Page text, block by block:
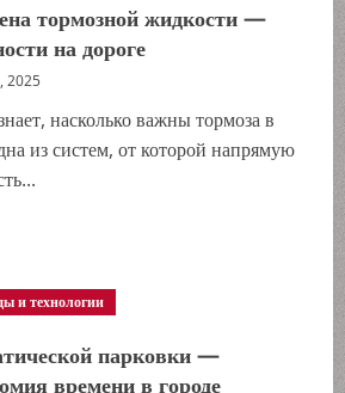
тормозной жидкости —
на дороге
2025
насколько важны тормоза в
из систем, от которой напрямую
и технологии
парковки —
времени в городе